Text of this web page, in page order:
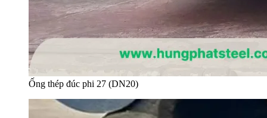
Ống thép đúc phi 27 (DN20)